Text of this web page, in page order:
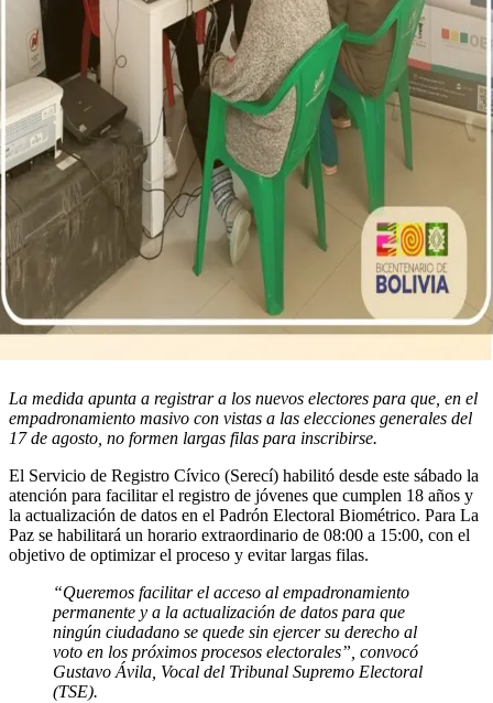
La medida apunta a registrar a los nuevos electores para que, en el
empadronamiento masivo con vistas a las elecciones generales del
17 de agosto, no formen largas filas para inscribirse.
El Servicio de Registro Cívico (Serecí) habilitó desde este sábado la
atención para facilitar el registro de jóvenes que cumplen 18 años y
la actualización de datos en el Padrón Electoral Biométrico. Para La
Paz se habilitará un horario extraordinario de 08:00 a 15:00, con el
objetivo de optimizar el proceso y evitar largas filas.
“Queremos facilitar el acceso al empadronamiento
permanente y a la actualización de datos para que
ningún ciudadano se quede sin ejercer su derecho al
voto en los próximos procesos electorales”, convocó
Gustavo Ávila, Vocal del Tribunal Supremo Electoral
(TSE).